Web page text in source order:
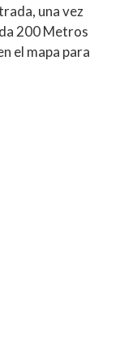
una vez
200 Metros
el mapa para